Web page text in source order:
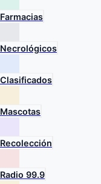
Farmacias
Necrológicos
Clasificados
Mascotas
Recolección
Radio 99.9